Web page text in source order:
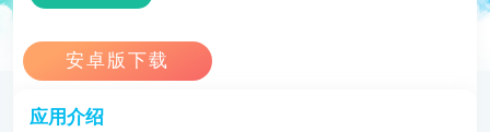
应用介绍